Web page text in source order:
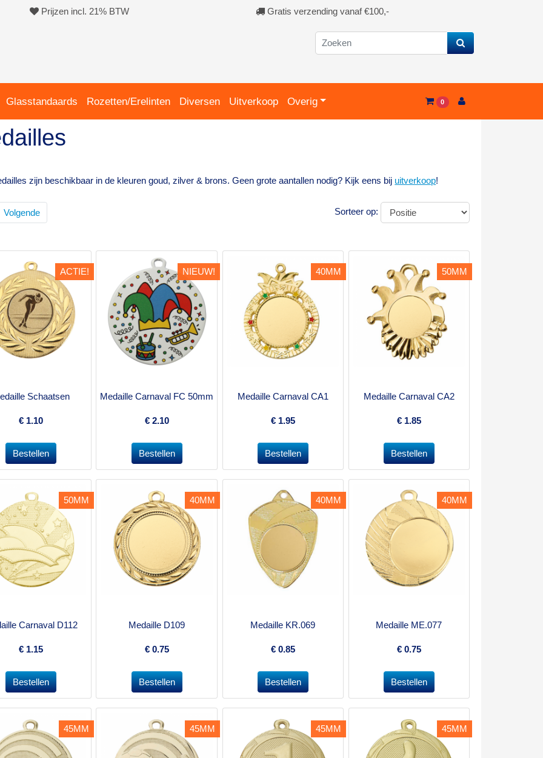
Prijzen incl. 21% BTW Gratis verzending vanaf €100,-
Glasstandaards Rozetten/Erelinten Diversen Uitverkoop Overig 0
zijn beschikbaar in de kleuren goud, zilver & brons. Geen grote aantallen nodig? Kijk eens bij uitverkoop!
Sorteer op:
Volgende
ACTIE!
Schaatsen
€ 1.10
NIEUW!
Medaille Carnaval FC 50mm
€ 2.10
40MM
Medaille Carnaval CA1
€ 1.95
50MM
Medaille Carnaval CA2
€ 1.85
50MM
Carnaval D112
€ 1.15
40MM
Medaille D109
€ 0.75
40MM
Medaille KR.069
€ 0.85
40MM
Medaille ME.077
€ 0.75
45MM 45MM 45MM 45MM